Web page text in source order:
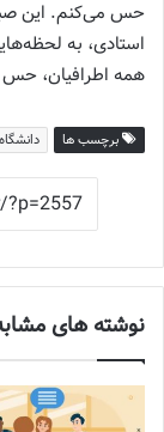
حس می‌کنم. این
استادی، به
همه اطرافیان،
برچسب ها
نوشته های